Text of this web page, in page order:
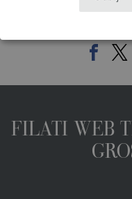
FILATI WEB